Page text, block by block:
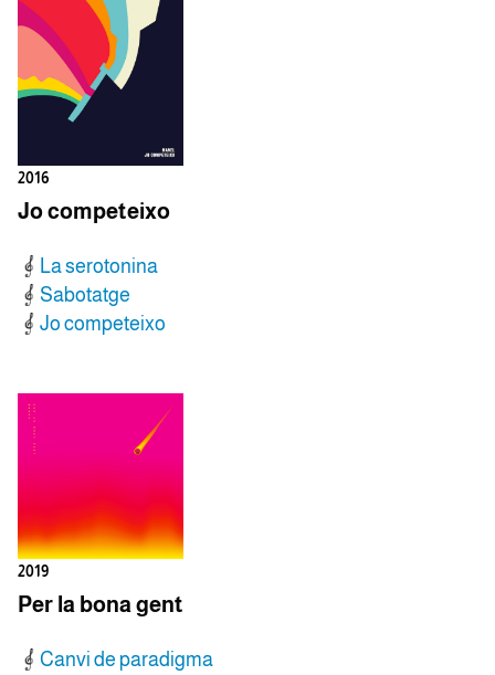
2016
Jo competeixo
La serotonina
Sabotatge
Jo competeixo
2019
Per la bona gent
Canvi de paradigma